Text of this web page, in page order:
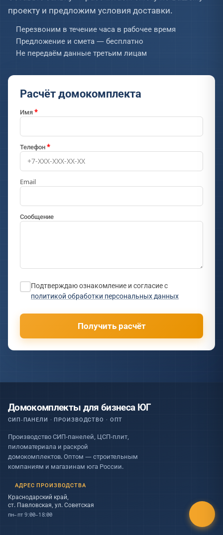
проекту и предложим условия доставки.
Перезвоним в течение часа в рабочее время
Предложение и смета — бесплатно
Не передаём данные третьим лицам
Расчёт домокомплекта
Имя
Телефон
Email
Сообщение
Подтверждаю ознакомление и согласие с
политикой обработки персональных данных
Получить расчёт
Домокомплекты для бизнеса ЮГ
СИП-ПАНЕЛИ · ПРОИЗВОДСТВО · ОПТ
Производство СИП-панелей, ЦСП-плит,
пиломатериала и раскрой
домокомплектов. Оптом — строительным
компаниям и магазинам юга России.
АДРЕС ПРОИЗВОДСТВА
Краснодарский край,
ст. Павловская, ул. Советская
пн–пт 9:00–18:00